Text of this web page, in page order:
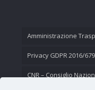
Amministrazione
Privacy GDPR 2016/679
CNR – Consiglio